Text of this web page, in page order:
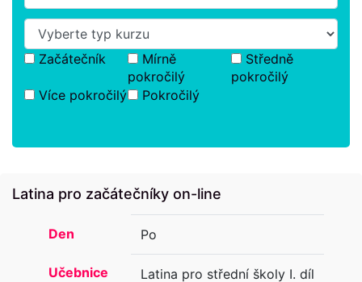
Začátečník
Mírně
pokročilý
Středně
pokročilý
Více pokročilý
Pokročilý
Latina pro začátečníky on-line
Den
Učebnice
Po
Latina pro střední školy I. díl